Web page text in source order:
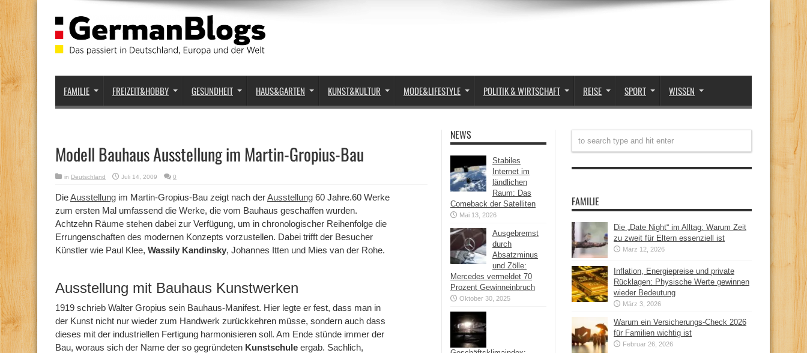
FAMILIE FREIZEIT&HOBBY GESUNDHEIT HAUS&GARTEN KUNST&KULTUR MODE&LIFESTYLE POLITIK & WIRTSCHAFT REISE SPORT WISSEN
Modell Bauhaus Ausstellung im Martin-Gropius-Bau
in Deutschland Juli 14, 2009 0
DieAusstellung im Martin-Gropius-Bau zeigt nach derAusstellung 60 Jahre.60 Werke
zum ersten Mal umfassend die Werke, die vom Bauhaus geschaffen wurden.
Achtzehn Räume stehen dabei zur Verfügung, um in chronologischer Reihenfolge die
Errungenschaften des modernen Konzepts vorzustellen. Dabei trifft der Besucher
Künstler wie Paul Klee, Wassily Kandinsky, Johannes Itten und Mies van der Rohe.
Ausstellung mit Bauhaus Kunstwerken
1919 schrieb Walter Gropius sein Bauhaus-Manifest. Hier legte er fest, dass man in
der Kunst nicht nur wieder zum Handwerk zurückkehren müsse, sondern auch dass
dieses mit der industriellen Fertigung harmonisieren soll. Am Ende stünde immer der
Bau, woraus sich der Name der so gegründeten Kunstschule ergab. Sachlich,
NEWS
Stabiles
Internet im
ländlichen
Raum: Das
Comeback der Satelliten
Mai 13, 2026
Ausgebremst
durch
Absatzminus
und Zölle:
Mercedes vermeldet 70
Prozent Gewinneinbruch
Oktober 30, 2025
FAMILIE
Die „Date Night“ im Alltag: Warum Zeit
zu zweit für Eltern essenziell ist
März 12, 2026
Inflation, Energiepreise und private
Rücklagen: Physische Werte gewinnen
wieder Bedeutung
März 3, 2026
Warum ein Versicherungs-Check 2026
für Familien wichtig ist
Februar 26, 2026